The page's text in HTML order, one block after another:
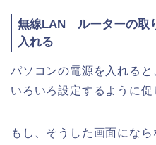
無線LAN ルーターの取
入れる
パソコンの電源を入れると
いろいろ設定するように促
もし、そうした画面にな